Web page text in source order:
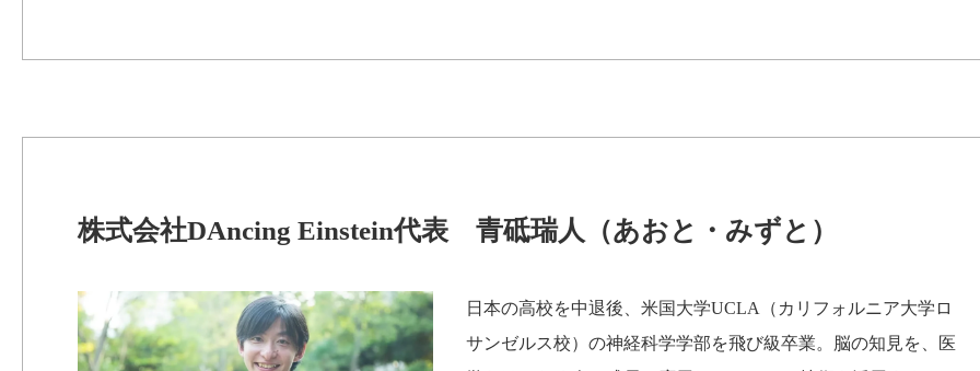
株式会社DAncing Einstein代表 青砥瑞人（あおと・みずと）
日本の高校を中退後、米国大学UCLA（カリフォルニア大学ロ
サンゼルス校）の神経科学学部を飛び級卒業。脳の知見を、医